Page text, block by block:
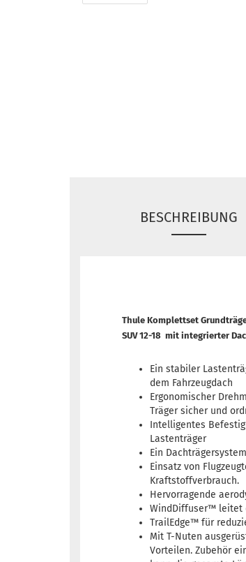
BESCHREIBUNG
Thule Komplettset
SUV 12-18 mit integrierter
Ein stabiler
dem Fahrzeugdach
Ergonomischer
Träger sicher und
Intelligentes
Lastenträger
Ein
Einsatz von
Kraftstoffverbrauch.
Hervorragende
WindDiffuser™ leitet
TrailEdge™ für
Mit T-Nuten
Vorteilen. Zubehör